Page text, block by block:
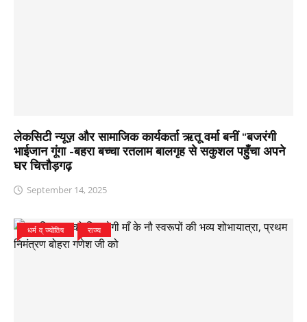
लेकसिटी न्यूज़ और सामाजिक कार्यकर्ता ऋतू वर्मा बनीं “बजरंगी
भाईजान गूंगा -बहरा बच्चा रतलाम बालगृह से सकुशल पहुँचा अपने
घर चित्तौड़गढ़
September 14, 2025
धर्म व् ज्योतिष राज्य